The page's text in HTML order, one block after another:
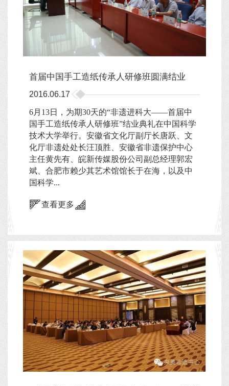
首届中国手工造纸传承人研修班圆满结业
2016.06.17
6月13日，为期30天的“非遗进科大——首届中
国手工造纸传承人研修班”结业典礼在中国科学
技术大学举行。安徽省文化厅副厅长唐跃、文
化厅非遗处处长汪顶胜、安徽省非遗保护中心
主任黄先有、皖新传媒股份公司副总经理郭宏
斌、合肥市赖少其艺术馆馆长于在海，以及中
国科学...
查看更多